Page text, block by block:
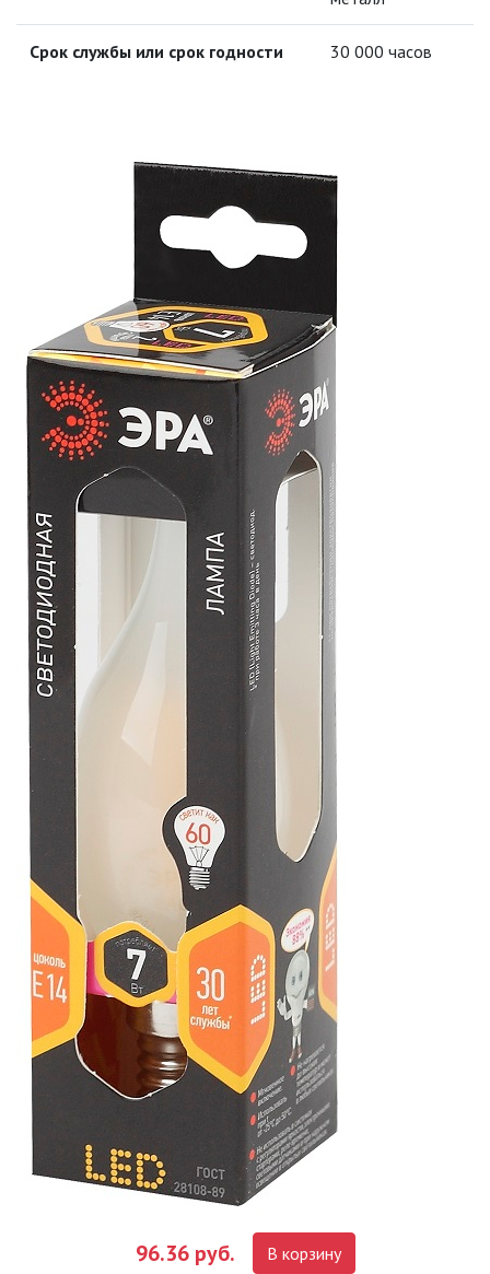
ЛЮСТРЫ
НАСТОЛЬНЫЕ СВЕТИЛЬНИКИ
НИЗКОВОЛЬТНОЕ
ОБОРУДОВАНИЕ
ПАЯЛЬНОЕ ОБОРУДОВАНИЕ
ПОДВЕСНЫЕ ЛОФТ
СВЕТИЛЬНИКИ
ПОРТАТИВНЫЕ СОЛНЕЧНЫЕ
ЭЛЕКТРОСТАНЦИИ
ПРОТИВОМОСКИТНЫЕ ЛАМПЫ
РАЗЪЁМЫ, ПЕРЕХОДНИКИ, ТВ
ДЕЛИТЕЛИ
СЕТЕВЫЕ ФИЛЬТРЫ, СИЛОВЫЕ
ТРОЙНИКИ И КОЛОДКИ, ВИЛКИ
СИСТЕМЫ ПОЛИВА
СТАБИЛИЗАТОРЫ НАПРЯЖЕНИЯ
ТОЧЕЧНЫЕ СВЕТИЛЬНИКИ
УЛИЧНОЕ ОСВЕЩЕНИЕ НА
СОЛНЕЧНЫХ БАТАРЕЯХ
УЛИЧНЫЕ СВЕТИЛЬНИКИ
ФОНТАНЫ
ЭЛЕКТРОЗВОНКИ И АКСЕССУАРЫ
ЭЛЕКТРОУСТАНОВОЧНЫЕ
ИЗДЕЛИЯ
Срок службы или срок годности 30 000 часов
96.36 руб. В корзину